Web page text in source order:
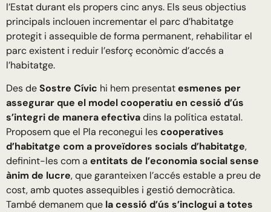
l’Estat durant els propers cinc anys. Els seus objectius
principals inclouen incrementar el parc d’habitatge
protegit i assequible de forma permanent, rehabilitar el
parc existent i reduir l’esforç econòmic d’accés a
l’habitatge.
Des deSostre Cívic hi hem presentatesmenes per
assegurar que el model cooperatiu en cessió d’ús
s’integri de manera efectivadins la política estatal.
Proposem que el Pla reconegui lescooperatives
d’habitatge com a proveïdores socials d’habitatge,
definint-les com a entitats de l’economia social sense
ànim de lucre, que garanteixen l’accés estable a preu de
cost, amb quotes assequibles i gestió democràtica.
També demanem que la cessió d’ús s’inclogui a totes